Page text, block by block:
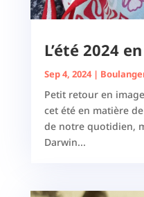
L’été 2024
Sep 4, 2024|
Petit retour en
cet été en matière
de notre quotidien,
Darwin...